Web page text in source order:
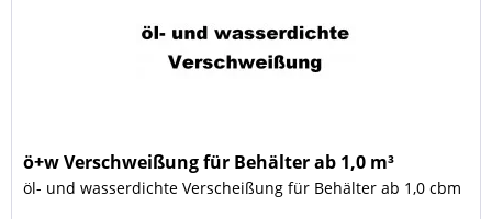
ö+w Verschweißung für Behälter ab 1,0 m³
öl- und wasserdichte Verscheißung für Behälter ab 1,0 cbm